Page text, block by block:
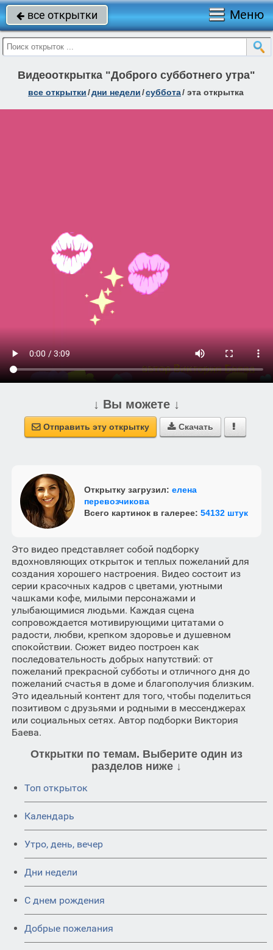
 все открытки Меню
Видеооткрытка "Доброго субботнего утра"
все открытки/дни недели/суббота/ эта открытка
↓ Вы можете ↓
 Отправить эту открытку  Скачать 
Открытку загрузил: елена
перевозчикова
Всего картинок в галерее: 54132 штук
Это видео представляет собой подборку
вдохновляющих открыток и теплых пожеланий для
создания хорошего настроения. Видео состоит из
серии красочных кадров с цветами, уютными
чашками кофе, милыми персонажами и
улыбающимися людьми. Каждая сцена
сопровождается мотивирующими цитатами о
радости, любви, крепком здоровье и душевном
спокойствии. Сюжет видео построен как
последовательность добрых напутствий: от
пожеланий прекрасной субботы и отличного дня до
пожеланий счастья в доме и благополучия близким.
Это идеальный контент для того, чтобы поделиться
позитивом с друзьями и родными в мессенджерах
или социальных сетях. Автор подборки Виктория
Баева.
Открытки по темам. Выберите один из
разделов ниже ↓
Топ открыток
Календарь
Утро, день, вечер
Дни недели
C днем рождения
Добрые пожелания